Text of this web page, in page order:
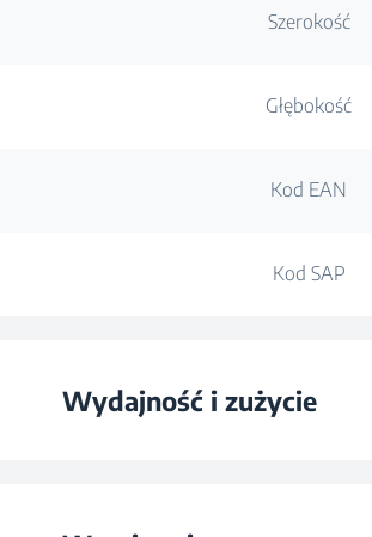
Szerokość
Głębokość
Kod EAN
Kod SAP
Wydajność i zużycie